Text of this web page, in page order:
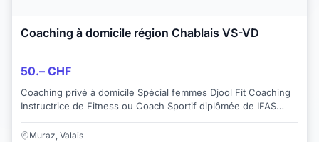
Coaching à domicile région Chablais VS-VD
50.– CHF
Coaching privé à domicile Spécial femmes Djool Fit Coaching
Instructrice de Fitness ou Coach Sportif diplômée de IFAS
Muraz, Valais